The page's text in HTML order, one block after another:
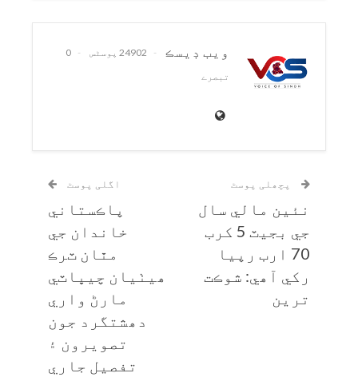
ويب ڊيسڪ 24902 پوسٹس
0
تبصرے
پچھلی پوسٹ
نئين مالي سال
جي بجيٽ 5 کرب
70 ارب رپيا
رکي آھي: شوڪت
ترين
اگلی پوسٹ
پاڪستاني
خاندان جي
مٿان ٽرڪ
ھيٺيان چيڀاٽي
مارڻ واري
دھشتگرد جون
تصويرون ۽
تفصيل جاري